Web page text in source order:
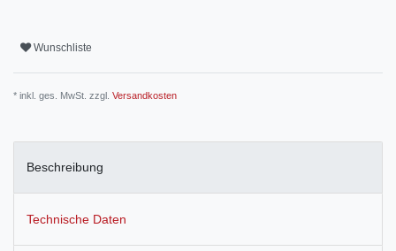
Wunschliste
* inkl. ges. MwSt. zzgl. Versandkosten
Beschreibung
Technische Daten